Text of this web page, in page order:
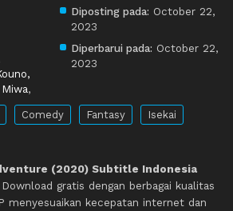
,
Diposting pada: October 22,
2023
Diperbarui pada: October 22,
2023
Comedy Fantasy
Isekai
(2020) Subtitle Indonesia
gratis dengan berbagai kualitas
menyesuaikan kecepatan internet dan